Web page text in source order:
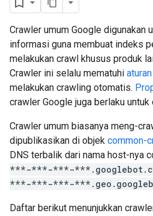
Crawler umum Google digunakan
informasi guna membuat indeks
melakukan crawl khusus produk
Crawler ini selalu mematuhi
melakukan crawling otomatis.
crawler Google juga berlaku untuk
Crawler umum biasanya meng-
dipublikasikan di objek common-
DNS terbalik dari nama host-nya
***-***-***-
***-***-***-
Daftar berikut menunjukkan